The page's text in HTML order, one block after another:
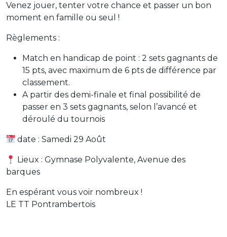
Venez jouer, tenter votre chance et passer un bon
moment en famille ou seul !
Règlements :
Match en handicap de point : 2 sets gagnants de
15 pts, avec maximum de 6 pts de différence par
classement.
A partir des demi-finale et final possibilité de
passer en 3 sets gagnants, selon l’avancé et
déroulé du tournois
date : Samedi 29 Août
Lieux : Gymnase Polyvalente, Avenue des
barques
En espérant vous voir nombreux !
LE TT Pontrambertois